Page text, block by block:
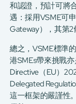
和認證，預計可將
遇：採用VSME可
Gateway），其第2
總之，VSME標準
港SMEs帶來挑戰
Directive（EU）
Delegated
這一框架的嚴謹性